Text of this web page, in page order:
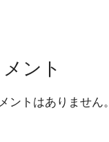
ント
ントはありません。